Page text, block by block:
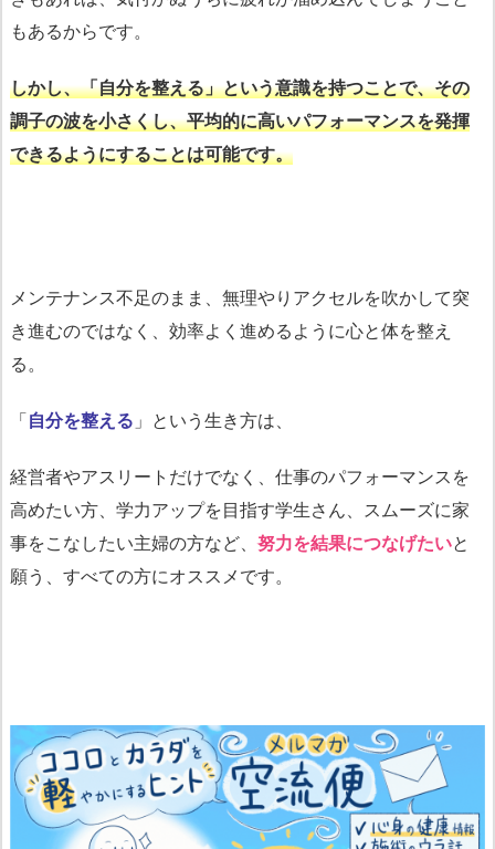
もあるからです。
しかし、「自分を整える」という意識を持つことで、その
調子の波を小さくし、平均的に高いパフォーマンスを発揮
できるようにすることは可能です。
メンテナンス不足のまま、無理やりアクセルを吹かして突
き進むのではなく、効率よく進めるように心と体を整え
る。
「自分を整える 」という生き方は、
経営者やアスリートだけでなく、仕事のパフォーマンスを
高めたい方、学力アップを目指す学生さん、スムーズに家
事をこなしたい主婦の方など、努力を結果につなげたいと
願う、すべての方にオススメです。